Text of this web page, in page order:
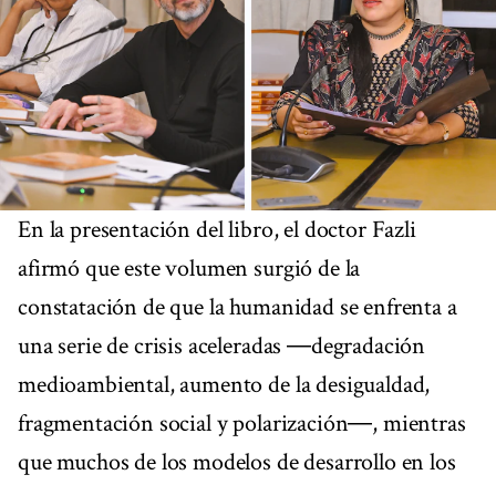
En la presentación del libro, el doctor Fazli
afirmó que este volumen surgió de la
constatación de que la humanidad se enfrenta a
una serie de crisis aceleradas ―degradación
medioambiental, aumento de la desigualdad,
fragmentación social y polarización―, mientras
que muchos de los modelos de desarrollo en los